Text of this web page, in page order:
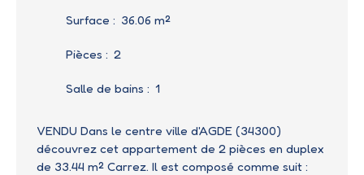
Surface : 36.06 m²
Pièces : 2
Salle de bains : 1
VENDU Dans le centre ville d'AGDE (34300)
découvrez cet appartement de 2 pièces en duplex
de 33.44 m² Carrez. Il est composé comme suit :